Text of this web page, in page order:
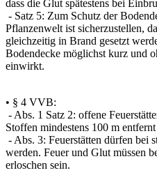
dass die Glut spätestens bei
- Satz 5: Zum Schutz der
Pflanzenwelt ist sicherzustellen,
gleichzeitig in Brand gesetzt
Bodendecke möglichst kurz und
einwirkt.
• § 4 VVB:
- Abs. 1 Satz 2: offene
Stoffen mindestens 100 m entfernt
- Abs. 3: Feuerstätten dürfen bei
werden. Feuer und Glut müssen
erloschen sein.